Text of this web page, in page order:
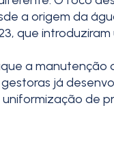
a origem da
que
a manutenção
gestoras já
de